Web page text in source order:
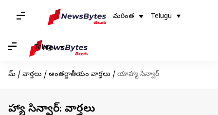
మరింత Telugu
Telugu
హోమ్ / వార్తలు / అంతర్జాతీయం వార్తలు / యాహ్యా సిన్వార్
యాహ్యా సిన్వార్: వార్తలు